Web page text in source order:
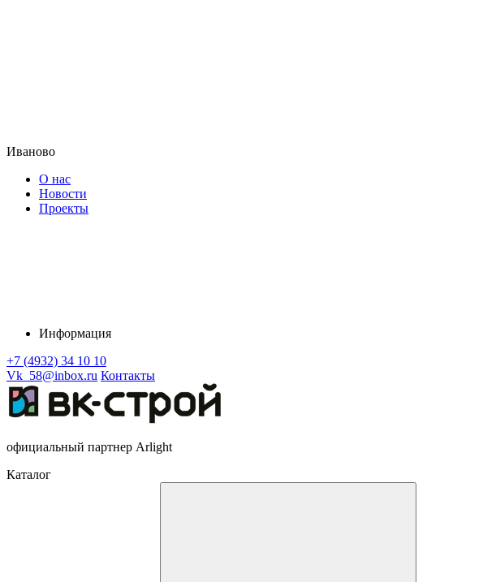
Иваново
О нас
Новости
Проекты
Информация
+7 (4932) 34 10 10
Vk_58@inbox.ru Контакты
официальный партнер Arlight
Каталог